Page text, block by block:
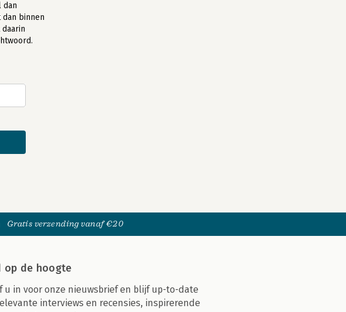
dan
dan binnen
Gratis verzending vanaf €20
op de hoogte
u in voor onze nieuwsbrief en blijf up-to-date
interviews en recensies, inspirerende